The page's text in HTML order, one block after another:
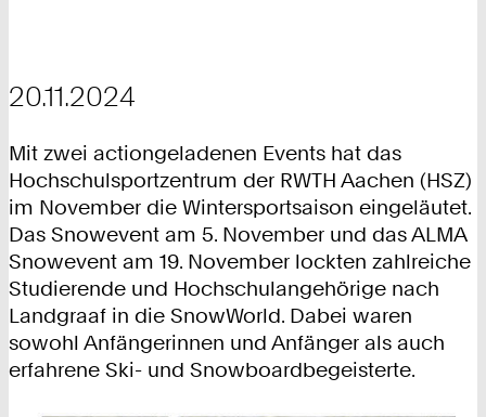
20.11.2024
Mit zwei actiongeladenen Events hat das
Hochschulsportzentrum der RWTH Aachen (HSZ)
im November die Wintersportsaison eingeläutet.
Das Snowevent am 5. November und das ALMA
Snowevent am 19. November lockten zahlreiche
Studierende und Hochschulangehörige nach
Landgraaf in die SnowWorld. Dabei waren
sowohl Anfängerinnen und Anfänger als auch
erfahrene Ski- und Snowboardbegeisterte.